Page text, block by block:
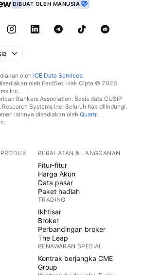
DIBUAT OLEH MANUSIA
oleh ICE Data Services.
oleh FactSet. Hak Cipta © 2026
Inc.
Bankers Association. Basis data CUSIP
Systems Inc. Seluruh hak dilindungi.
lainnya disediakan oleh Quartr.
PERALATAN & LANGGANAN
Fitur-fitur
Harga Akun
Data pasar
Paket hadiah
TRADING
Ikhtisar
Broker
Perbandingan broker
The Leap
PENAWARAN SPESIAL
Kontrak berjangka CME
Group